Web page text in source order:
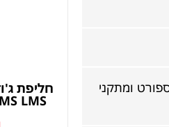
ומתקני
LMS